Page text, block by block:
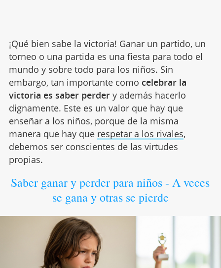
¡Qué bien sabe la victoria! Ganar un partido, un
torneo o una partida es una fiesta para todo el
mundo y sobre todo para los niños. Sin
embargo, tan importante como celebrar la
victoria es saber perdery además hacerlo
dignamente. Este es un valor que hay que
enseñar a los niños, porque de la misma
manera que hay que respetar a los rivales,
debemos ser conscientes de las virtudes
propias.
Saber ganar y perder para niños - A veces
se gana y otras se pierde